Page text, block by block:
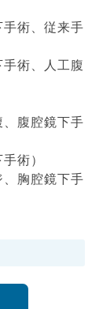
術、従来手
術、人工腹
腹腔鏡下手
術）
胸腔鏡下手